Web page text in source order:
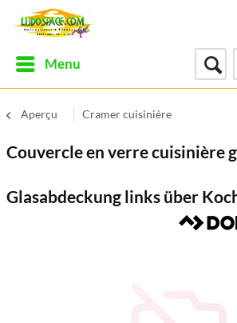
Menu
Aperçu Cramer cuisinière
Couvercle en verre cuisinière
Glasabdeckung links über